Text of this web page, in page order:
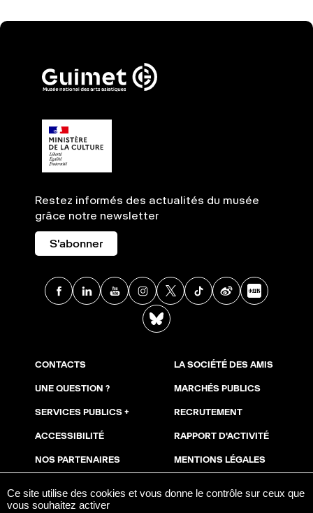
Restez informés des actualités du musée
grâce notre newsletter
S'abonner
Facebook
LinkedinYoutubeInstagram
X TikTokWeibo
CONTACTS
UNE QUESTION ?
SERVICES PUBLICS +
ACCESSIBILITÉ
NOS PARTENAIRES
ESPACE PRESSE
LA SOCIÉTÉ DES AMIS
MARCHÉS PUBLICS
RECRUTEMENT
RAPPORT D'ACTIVITÉ
MENTIONS LÉGALES
Ce site utilise des cookies et vous donne le contrôle sur ceux que
vous souhaitez activer